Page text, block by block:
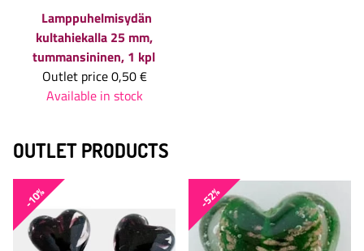
Lamppuhelmisydän
kultahiekalla 25 mm,
tummansininen, 1 kpl
Outlet price0,50 €
Available in stock
OUTLET PRODUCTS
-10% -52%